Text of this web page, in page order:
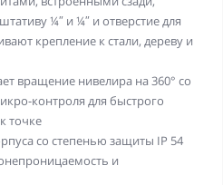
¼″ и ¼″ и отверстие для
крепление к стали, дереву и
вращение нивелира на 360° со
контроля для быстрого
точке
со степенью защиты IP 54
и